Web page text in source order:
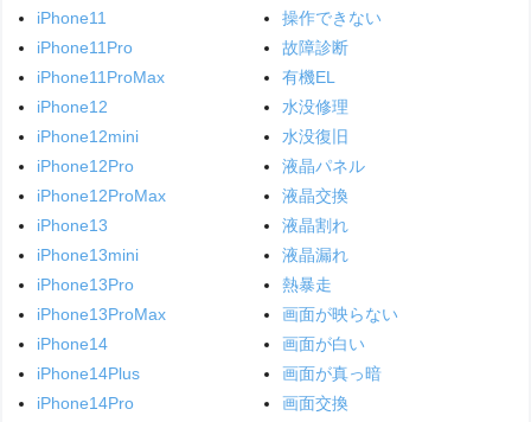
iPhone11
iPhone11Pro
iPhone11ProMax
iPhone12
iPhone12mini
iPhone12Pro
iPhone12ProMax
iPhone13
iPhone13mini
iPhone13Pro
iPhone13ProMax
iPhone14
iPhone14Plus
iPhone14Pro
操作できない
故障診断
有機EL
水没修理
水没復旧
液晶パネル
液晶交換
液晶割れ
液晶漏れ
熱暴走
画面が映らない
画面が白い
画面が真っ暗
画面交換